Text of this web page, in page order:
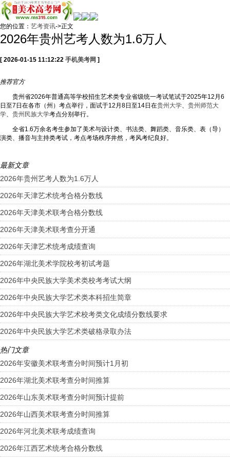
您的位置： 艺考资讯->正文
2026年贵州艺考人数为1.6万人
[ 2026-01-15 11:12:22 手机美考网 ]
推荐官方
贵州省2026年普通高等学校招生艺术类专业省级统一考试笔试于2025年12月6
日至7日在各市（州）考点举行，面试于12月8日至14日在贵州大学、 贵州师范大
学、 贵州民族大学考点分别举行。
全省1.6万余名考生参加了美术与设计类、书法类、舞蹈类、音乐类、表（导）
演类、播音与主持类考试，考点考场秩序井然，考风考纪良好。
最新文章
2026年贵州艺考人数为1.6万人
2026年天津艺术统考合格分数线
2026年天津美术联考合格分数线
2026年天津美术联考查分开通
2026年天津艺术统考成绩查询
2026年湖北美术学院校考初试考题
2026年中央民族大学美术类校考考试大纲
2026年中央民族大学艺术类本科招生简章
2026年中央民族大学艺术校考类文化成绩分数线要求
2026年中央民族大学艺术类破格录取办法
热门文章
2026年安徽美术联考查分时间预计1月初
2026年湖北美术联考查分时间推算
2026年山东美术联考查分时间预计提前
2026年山西美术联考查分时间推算
2026年河北美术联考成绩查询
2026年江西艺术统考合格分数线